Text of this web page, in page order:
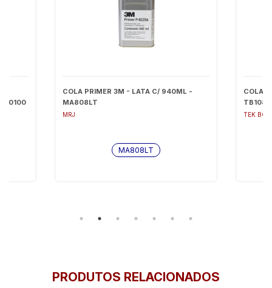
COLA PRIMER 3M - LATA C/ 940ML -
MA808LT
MRJ
MA808LT
COLA
TEK
PRODUTOS RELACIONADOS